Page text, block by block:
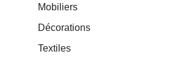
Mobiliers
Décorations
Textiles